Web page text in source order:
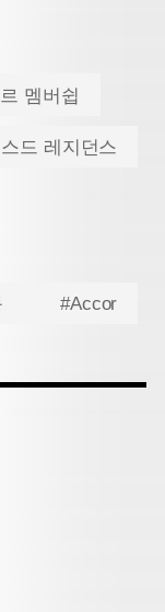
멤버쉽
드 레지던스
#Accor